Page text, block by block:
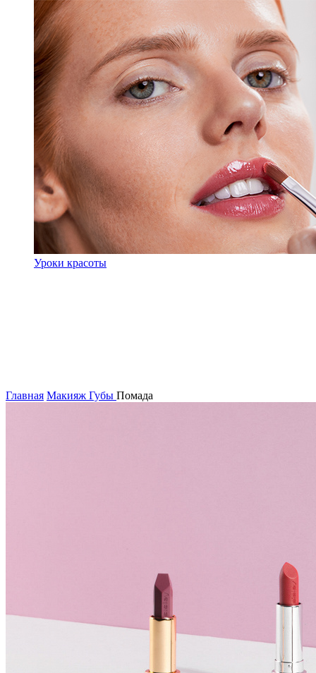
Уроки красоты
Главная Макияж Губы Помада